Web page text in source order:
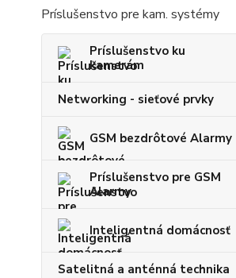
Príslušenstvo pre kam. systémy
Príslušenstvo ku
kamerám
Networking - sieťové prvky
GSM bezdrôtové Alarmy
Príslušenstvo pre GSM
Alarmy
Inteligentná domácnosť
Satelitná a anténná technika